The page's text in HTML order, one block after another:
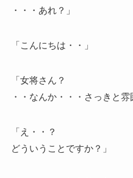
・・・あれ？」
「こんにちは・・」
「女将さん？
・・なんか・・・さっきと雰
「え・・？
どういうことですか？」